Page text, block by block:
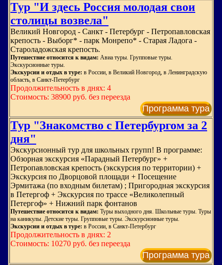
Тур "И здесь Россия молодая свои
столицы возвела"
Великий Новгород - Санкт - Петербург - Петропавловская
крепость - Выборг* - парк Монрепо* - Старая Ладога -
Староладожская крепость.
Путешествие относится к видам: Авиа туры. Групповые туры.
Экскурсионные туры.
Экскурсии и отдых в туре: в России, в Великий Новгород, в Ленинградскую
область, в Санкт-Петербург
Продолжительность в днях: 4
Стоимость: 38900 руб. без переезда
Программа тура
Тур "Знакомство с Петербургом за 2
дня"
Экскурсионный тур для школьных групп! В программе:
Обзорная экскурсия «Парадный Петербург» +
Петропавловская крепость (экскурсия по территории) +
Экскурсия по Дворцовой площади + Посещение
Эрмитажа (по входным билетам) ; Пригородная экскурсия
в Петергоф + Экскурсия по трассе «Великолепный
Петергоф» + Нижний парк фонтанов
Путешествие относится к видам: Туры выходного дня. Школьные туры. Туры
на каникулы. Детские туры. Групповые туры. Экскурсионные туры.
Экскурсии и отдых в туре: в России, в Санкт-Петербург
Продолжительность в днях: 2
Стоимость: 10270 руб. без переезда
Программа тура